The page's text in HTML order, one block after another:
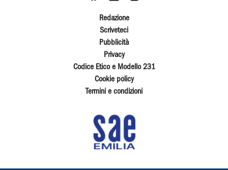
Redazione
Scriveteci
Pubblicità
Privacy
Codice Etico e Modello 231
Cookie policy
Termini e condizioni